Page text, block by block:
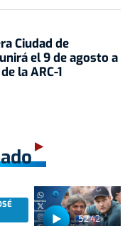
Ciudad de
el 9 de agosto a
la ARC-1
52:42